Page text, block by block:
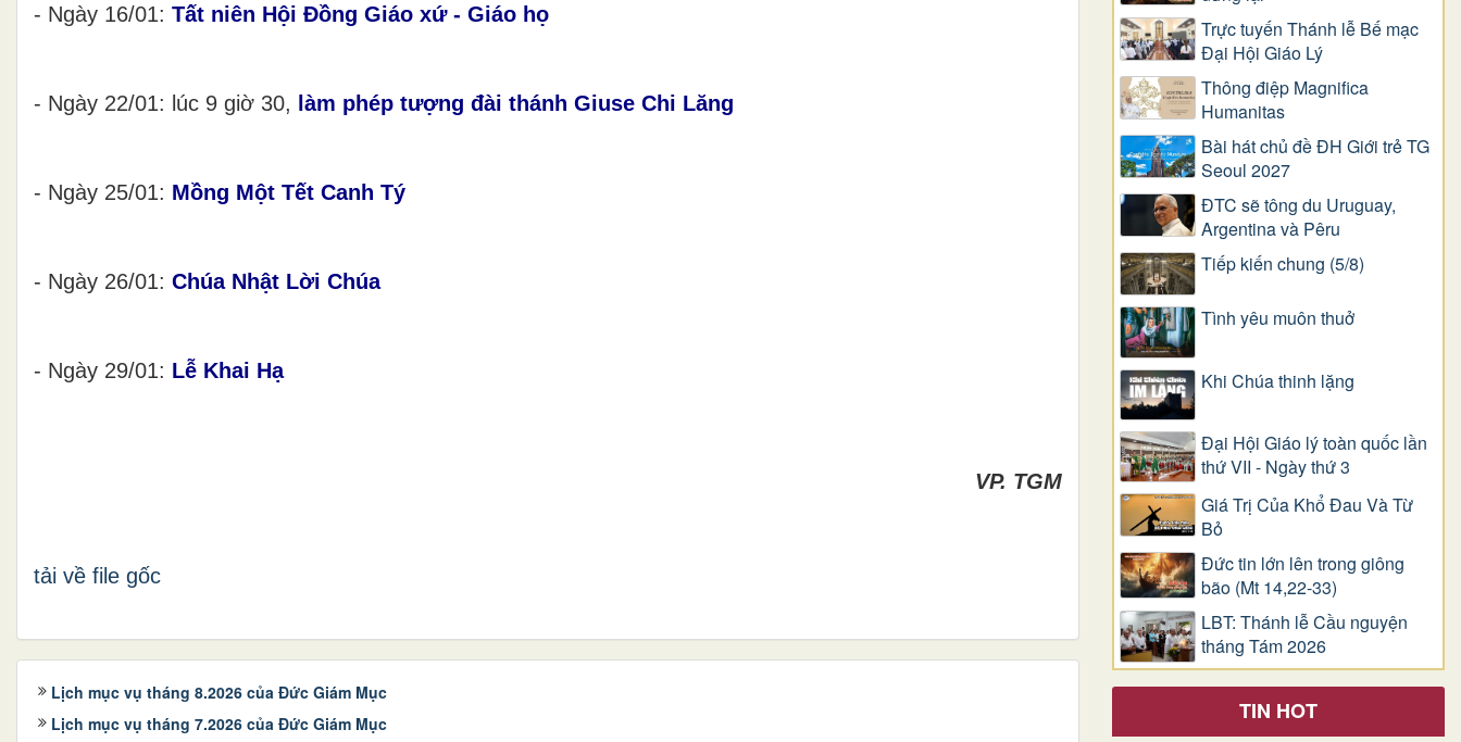
- Ngày 16/01: Tất niên Hội Đồng Giáo xứ - Giáo họ
- Ngày 22/01: lúc 9 giờ 30, làm phép tượng đài thánh Giuse Chi Lăng
- Ngày 25/01: Mồng Một Tết Canh Tý
- Ngày 26/01: Chúa Nhật Lời Chúa
- Ngày 29/01: Lễ Khai Hạ
VP. TGM
tải về file gốc
Lịch mục vụ tháng 8.2026 của Đức Giám Mục
Lịch mục vụ tháng 7.2026 của Đức Giám Mục
Trực tuyến Thánh lễ Bế mạc
Đại Hội Giáo Lý
Thông điệp Magnifica
Humanitas
Bài hát chủ đề ĐH Giới trẻ TG
Seoul 2027
ĐTC sẽ tông du Uruguay,
Argentina và Pêru
Tiếp kiến chung (5/8)
Tình yêu muôn thuở
Khi Chúa thinh lặng
Đại Hội Giáo lý toàn quốc lần
thứ VII - Ngày thứ 3
Giá Trị Của Khổ Ðau Và Từ
Bỏ
Đức tin lớn lên trong giông
bão (Mt 14,22-33)
LBT: Thánh lễ Cầu nguyện
tháng Tám 2026
TIN HOT